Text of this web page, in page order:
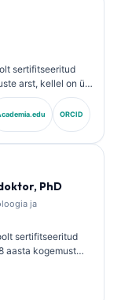
sertifitseeritud
arst, kellel on üle
ja tehisintellekti
AI
oleva närvivõrgu
ORCID
PhD
ja
sertifitseeritud
aasta kogemust
Tal on
ning ta on
paneelide ja